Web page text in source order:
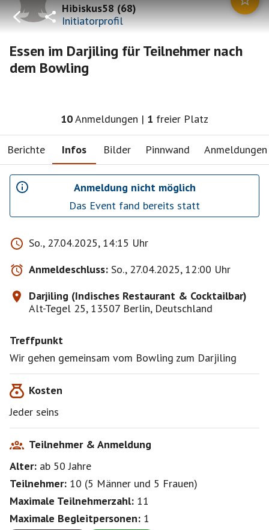
Hibiskus58(68)
Initiatorprofil
Essen im Darjiling für Teilnehmer nach
dem Bowling
10Anmeldungen | 1 freier Platz
Berichte Infos Bilder Pinnwand Anmeldungen
Anmeldung nicht möglich
Das Event fand bereits statt
So., 27.04.2025, 14:15 Uhr
Anmeldeschluss: So., 27.04.2025, 12:00 Uhr
Darjiling (Indisches Restaurant & Cocktailbar)
Alt-Tegel 25, 13507 Berlin, Deutschland
Treffpunkt
Wir gehen gemeinsam vom Bowling zum Darjiling
Kosten
Jeder seins
Teilnehmer & Anmeldung
Alter: ab 50Jahre
Teilnehmer: 10 (5 Männer und 5 Frauen)
Maximale Teilnehmerzahl: 11
Maximale Begleitpersonen: 1